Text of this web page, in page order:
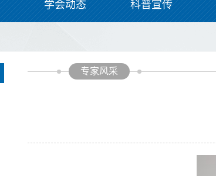
学会动态 科普宣传
专家风采